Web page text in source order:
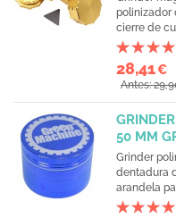
polinizador
cierre de
28,41€
Antes:
50 MM
Grinder
dentadura
arandela